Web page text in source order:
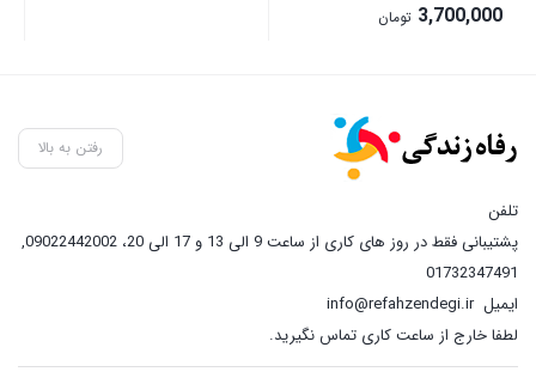
3,700,000 تومان
through
4,500,000 تومان
رفتن به بالا
تلفن
پشتیبانی فقط در روز های کاری از ساعت 9 الی 13 و 17 الی 20، 09022442002
,
01732347491
ایمیلinfo@refahzendegi.ir
لطفا خارج از ساعت کاری تماس نگیرید.